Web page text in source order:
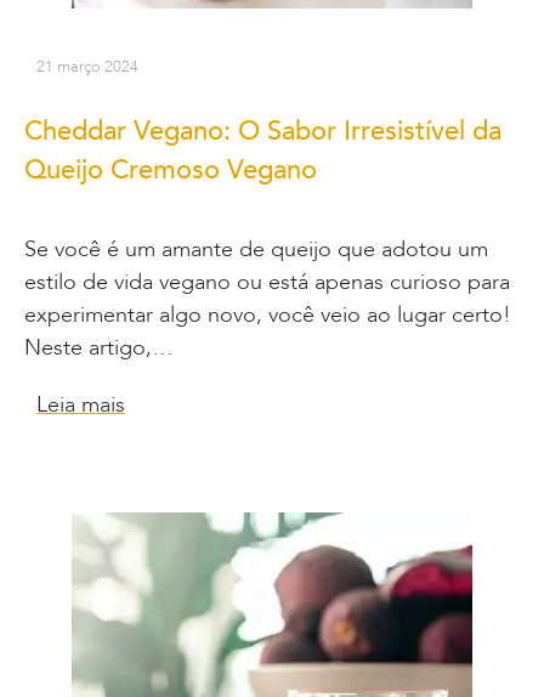
21 março 2024
Cheddar Vegano: O Sabor Irresistível da
Queijo Cremoso Vegano
Se você é um amante de queijo que adotou um
estilo de vida vegano ou está apenas curioso para
experimentar algo novo, você veio ao lugar certo!
Neste artigo,…
Leia mais